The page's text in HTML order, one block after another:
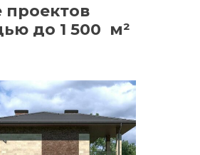
до 1 500 м²